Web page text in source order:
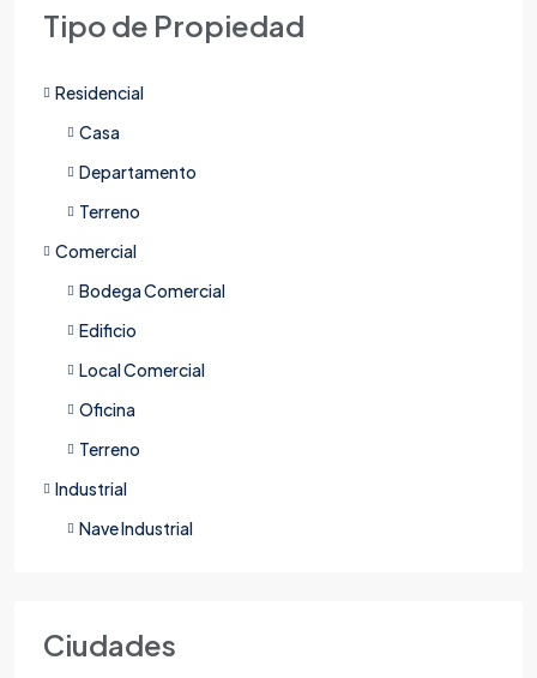
Tipo de Propiedad
Residencial
Casa
Departamento
Terreno
Comercial
Bodega Comercial
Edificio
Local Comercial
Oficina
Terreno
Industrial
Nave Industrial
Ciudades